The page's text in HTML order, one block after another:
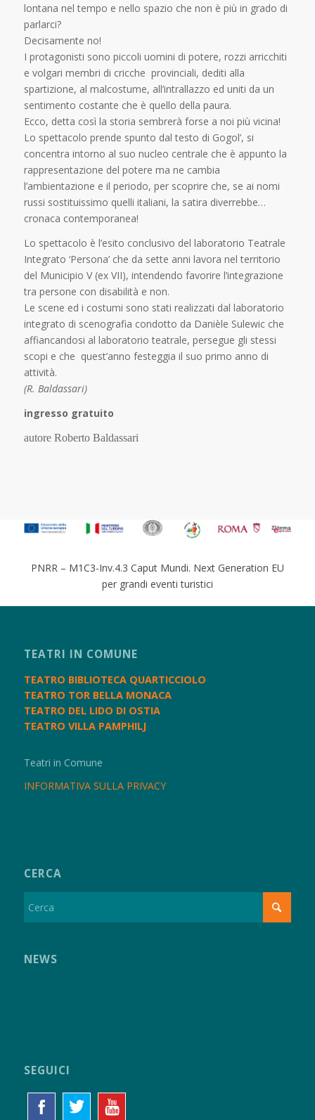
lontana nel tempo e nello spazio che non è più in grado di
parlarci?
Decisamente no!
I protagonisti sono piccoli uomini di potere, rozzi arricchiti
e volgari membri di cricche provinciali, dediti alla
spartizione, al malcostume, all’intrallazzo ed uniti da un
sentimento costante che è quello della paura.
Ecco, detta così la storia sembrerà forse a noi più vicina!
Lo spettacolo prende spunto dal testo di Gogol’, si
concentra intorno al suo nucleo centrale che è appunto la
rappresentazione del potere ma ne cambia
l’ambientazione e il periodo, per scoprire che, se ai nomi
russi sostituissimo quelli italiani, la satira diverrebbe…
cronaca contemporanea!
Lo spettacolo è l’esito conclusivo del laboratorio Teatrale
Integrato ‘Persona’ che da sette anni lavora nel territorio
del Municipio V (ex VII), intendendo favorire l’integrazione
tra persone con disabilità e non.
Le scene ed i costumi sono stati realizzati dal laboratorio
integrato di scenografia condotto da Danièle Sulewic che
affiancandosi al laboratorio teatrale, persegue gli stessi
scopi e che quest’anno festeggia il suo primo anno di
attività.
(R. Baldassari)
ingresso gratuito
autore Roberto Baldassari
PNRR – M1C3-Inv.4.3 Caput Mundi. Next Generation EU
per grandi eventi turistici
TEATRI IN COMUNE
TEATRO BIBLIOTECA QUARTICCIOLO
TEATRO TOR BELLA MONACA
TEATRO DEL LIDO DI OSTIA
TEATRO VILLA PAMPHILJ
Teatri in Comune
INFORMATIVA SULLA PRIVACY
CERCA
NEWS
SEGUICI